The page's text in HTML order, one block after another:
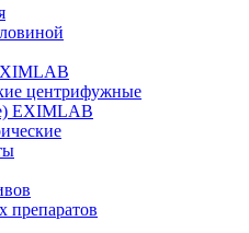
центрифужные
EXIMLAB
препаратов